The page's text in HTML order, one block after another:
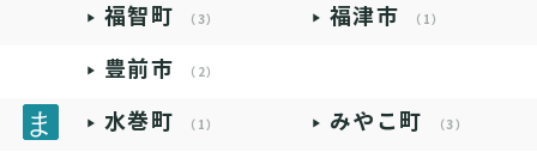
福智町 （3） 福津市 （1）
豊前市 （2）
水巻町 （1） みやこ町 （3）